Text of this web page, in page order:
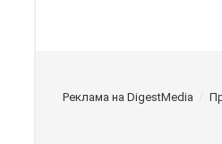
Реклама на DigestMedia